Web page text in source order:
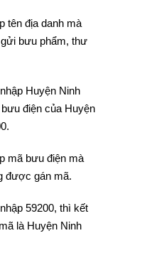
tên địa danh mà
bưu phẩm, thư
Huyện Ninh
điện của Huyện
mã bưu điện mà
được gán mã.
59200, thì kết
là Huyện Ninh